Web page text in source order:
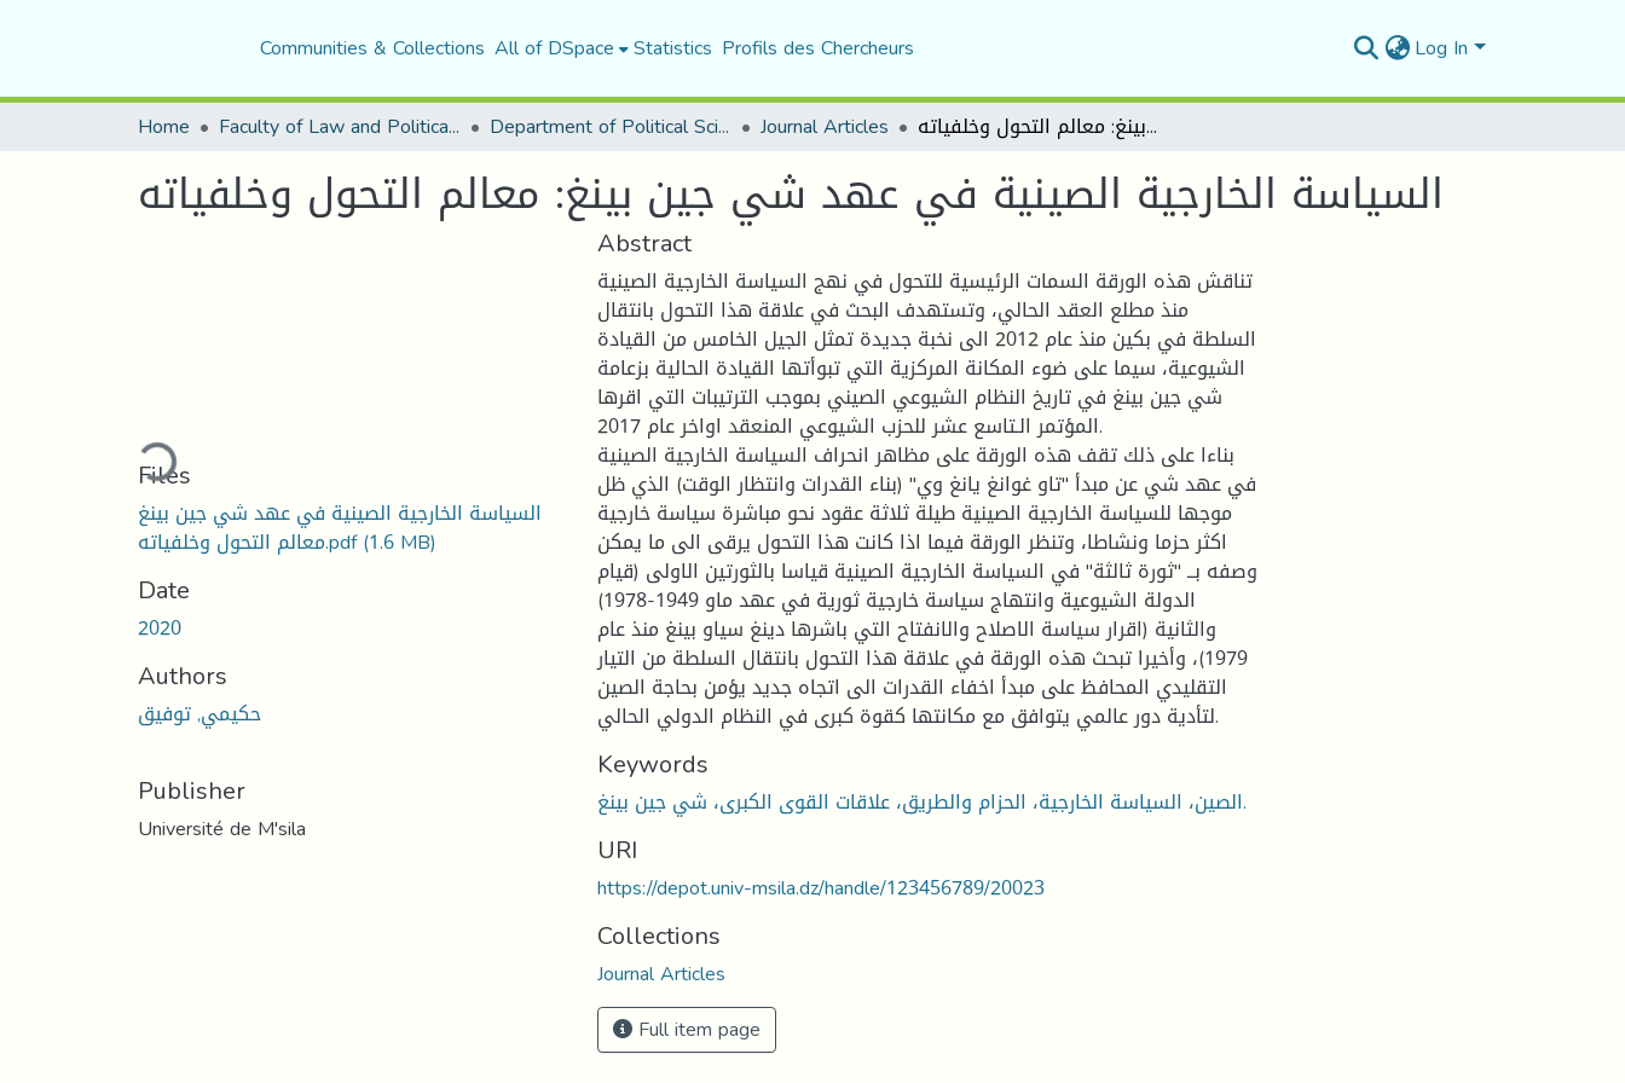
Communities & Collections All of DSpace Statistics Profils des Chercheurs Log In
Home Faculty of Law and Political Science Department of Political Sciences Journal Articles السياسة الخارجية الصينية في عهد شي جين بينغ: معالم التحول وخلفياته
السياسة الخارجية الصينية في عهد شي جين بينغ: معالم التحول وخلفياته
Loading...
Files
السياسة الخارجية الصينية في عهد شي جين بينغ
معالم التحول وخلفياته.pdf(1.6 MB)
Date
2020
Authors
حكيمي, توفيق
Publisher
Université de M'sila
Abstract
تناقش هذه الورقة السمات الرئيسية للتحول في نهج السياسة الخارجية الصينية
منذ مطلع العقد الحالي، وتستهدف البحث في علاقة هذا التحول بانتقال
السلطة في بكين منذ عام 2012 الى نخبة جديدة تمثل الجيل الخامس من القيادة
الشيوعية، سيما على ضوء المكانة المركزية التي تبوأتها القيادة الحالية بزعامة
شي جين بينغ في تاريخ النظام الشيوعي الصيني بموجب الترتيبات التي اقرها
المؤتمر الـتاسع عشر للحزب الشيوعي المنعقد اواخر عام 2017.
بناءا على ذلك تقف هذه الورقة على مظاهر انحراف السياسة الخارجية الصينية
في عهد شي عن مبدأ "تاو غوانغ يانغ وي" (بناء القدرات وانتظار الوقت) الذي ظل
موجها للسياسة الخارجية الصينية طيلة ثلاثة عقود نحو مباشرة سياسة خارجية
اكثر حزما ونشاطا، وتنظر الورقة فيما اذا كانت هذا التحول يرقى الى ما يمكن
وصفه بــ "ثورة ثالثة" في السياسة الخارجية الصينية قياسا بالثورتين الاولى (قيام
الدولة الشيوعية وانتهاج سياسة خارجية ثورية في عهد ماو 1949-1978)
والثانية (اقرار سياسة الاصلاح والانفتاح التي باشرها دينغ سياو بينغ منذ عام
1979)، وأخيرا تبحث هذه الورقة في علاقة هذا التحول بانتقال السلطة من التيار
التقليدي المحافظ على مبدأ اخفاء القدرات الى اتجاه جديد يؤمن بحاجة الصين
لتأدية دور عالمي يتوافق مع مكانتها كقوة كبرى في النظام الدولي الحالي.
Keywords
الصين، السياسة الخارجية، الحزام والطريق، علاقات القوى الكبرى، شي جين بينغ.
URI
https://depot.univ-msila.dz/handle/123456789/20023
Collections
Journal Articles
Full item page